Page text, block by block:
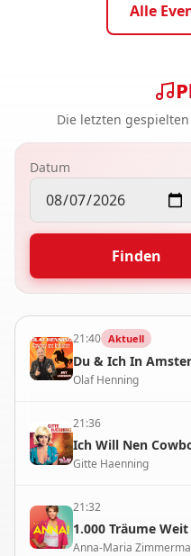
Alle
Die letzten
Datum
Finden
21:40 Aktuell
Du & Ich In
Olaf Henning
21:36
Gitte Haenning
21:32
1.000 Träume
Anna-Maria